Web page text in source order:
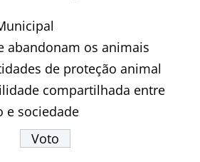
abandonam os animais
de proteção animal
compartilhada entre
e sociedade